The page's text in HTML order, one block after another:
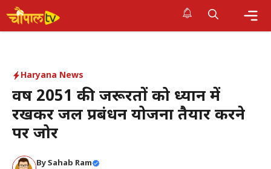
Skip
to
Haryana News
वर्ष 2051 की जरूरतों को ध्यान में
रखकर जल प्रबंधन योजना तैयार करने
पर जोर
By Sahab Ram